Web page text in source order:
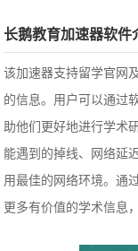
长鹅教育加速器软件
该加速器支持留学官网
的信息。用户可以通过
助他们更好地进行学术
能遇到的掉线、网络延
用最佳的网络环境。通
更多有价值的学术信息